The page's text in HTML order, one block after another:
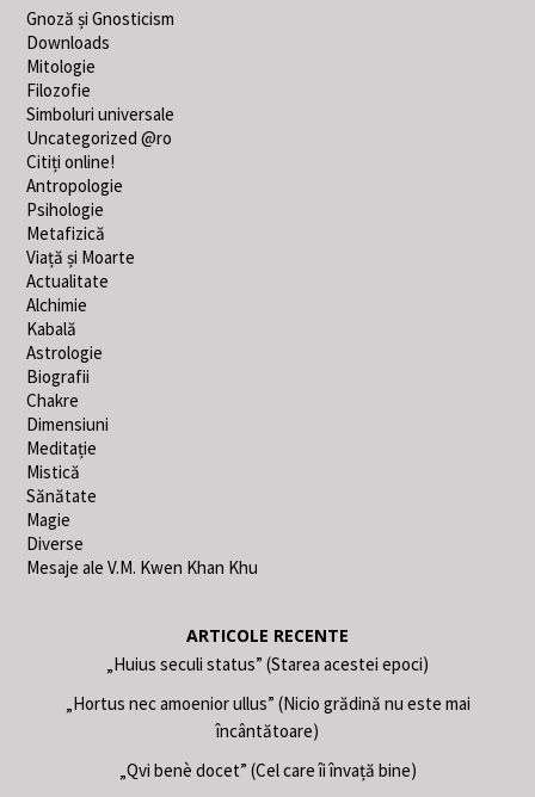
Gnoză și Gnosticism
Downloads
Mitologie
Filozofie
Simboluri universale
Uncategorized @ro
Citiți online!
Antropologie
Psihologie
Metafizică
Viață și Moarte
Actualitate
Alchimie
Kabală
Astrologie
Biografii
Chakre
Dimensiuni
Meditație
Mistică
Sănătate
Magie
Diverse
Mesaje ale V.M. Kwen Khan Khu
ARTICOLE RECENTE
„Huius seculi status” (Starea acestei epoci)
„Hortus nec amoenior ullus” (Nicio grădină nu este mai
încântătoare)
„Qvi benè docet” (Cel care îi învață bine)